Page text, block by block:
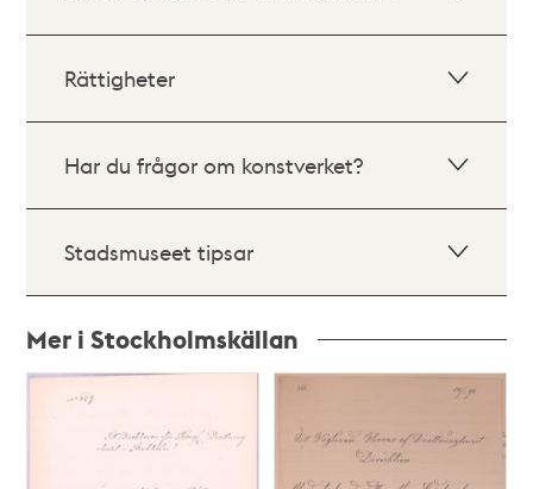
Rättigheter
Har du frågor om konstverket?
Stadsmuseet tipsar
Mer i Stockholmskällan
Relaterade